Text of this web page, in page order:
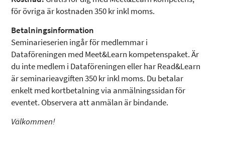
för övriga är kostnaden 350 kr inkl moms.
Betalningsinformation
Seminarieserien ingår för medlemmar i
Dataföreningen med Meet&Learn kompetenspaket. Är
du inte medlem i Dataföreningen eller har Read&Learn
är seminarieavgiften 350 kr inkl moms. Du betalar
enkelt med kortbetalning via anmälningssidan för
eventet. Observera att anmälan är bindande.
Välkommen!